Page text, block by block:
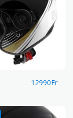
12990Fr